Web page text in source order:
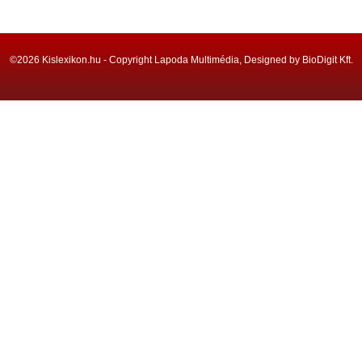
©2026 Kislexikon.hu - Copyright Lapoda Multimédia, Designed by BioDigit Kft.